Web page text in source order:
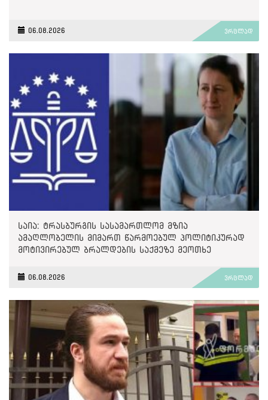
06.08.2026 ვრცლად
საია: ტრასბურგის სასამართლომ მზია
ამაღლობელის მიმართ წარმოებულ პოლიტიკურად
მოტივირებულ ბრალდების საქმეზე მეოთხე
06.08.2026 ვრცლად